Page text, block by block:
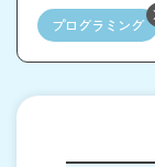
プログラミング